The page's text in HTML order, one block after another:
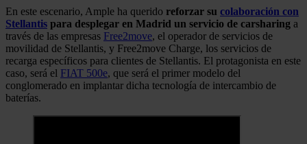
En este escenario, Ample ha querido reforzar su colaboración con
Stellantis para desplegar en Madrid un servicio de carsharing a
través de las empresas Free2move, el operador de servicios de
movilidad de Stellantis, y Free2move Charge, los servicios de
recarga específicos para clientes de Stellantis. El protagonista en este
caso, será el FIAT 500e, que será el primer modelo del
conglomerado en implantar dicha tecnología de intercambio de
baterías.